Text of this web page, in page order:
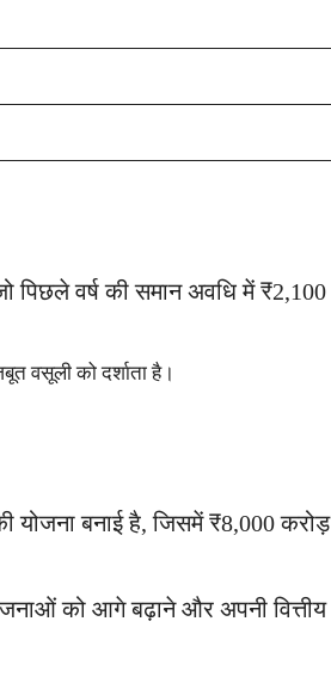
पिछले वर्ष की समान अवधि में ₹2,100
वसूली को दर्शाता है।
योजना बनाई है, जिसमें ₹8,000 करोड़
को आगे बढ़ाने और अपनी वित्तीय